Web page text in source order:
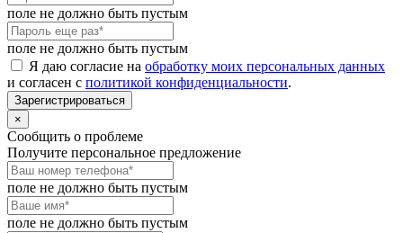
поле не должно быть пустым
поле не должно быть пустым
Я даю согласие на обработку моих персональных данных
и согласен с политикой конфиденциальности.
Зарегистрироваться
×
Сообщить о проблеме
Получите персональное предложение
поле не должно быть пустым
поле не должно быть пустым